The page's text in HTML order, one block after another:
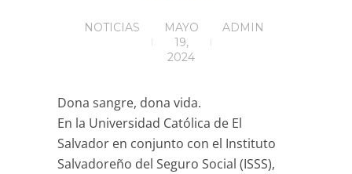
MAYO
19,
2024
ADMIN
NOTICIAS
Dona sangre, dona vida.
En la Universidad Católica de El
Salvador en conjunto con el Instituto
Salvadoreño del Seguro Social (ISSS),